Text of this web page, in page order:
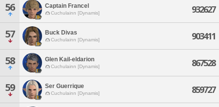
56 Captain Francel
Cuchulainn [Dynamis] 932627
57 Buck Divas
Cuchulainn [Dynamis] 903411
58 Glen Kail-eldarion
Cuchulainn [Dynamis] 867528
59 Ser Guerrique
Cuchulainn [Dynamis] 859727